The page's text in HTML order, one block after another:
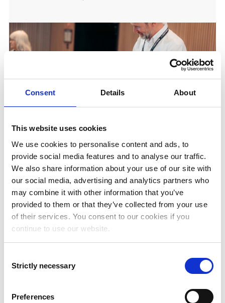
Consent Details About
This website uses cookies
We use cookies to personalise content and ads, to
provide social media features and to analyse our traffic.
We also share information about your use of our site with
our social media, advertising and analytics partners who
may combine it with other information that you’ve
provided to them or that they’ve collected from your use
of their services. You consent to our cookies if you
continue to use our website.
Selection
Strictly necessary
Preferences
Joakim Hugosson, VD på Addovation, uttryckte sin entusiasm
och sa:"Vi är verkligen glada över att kunna bidra med vår
kunskap och erfarenhet och hjälpa till att skapa en
plattform som alla kan använda och växa med på lång
Det handlar inte bara om omedelbar tillväxt - vi siktar på
utveckling och prestation."
Läs hela pressmeddelandet